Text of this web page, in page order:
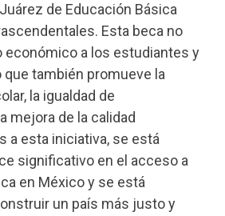
de Educación Básica
Esta beca no
económico a los estudiantes y
también promueve la
la igualdad de
mejora de la calidad
a esta iniciativa, se está
significativo en el acceso a
en México y se está
un país más justo y